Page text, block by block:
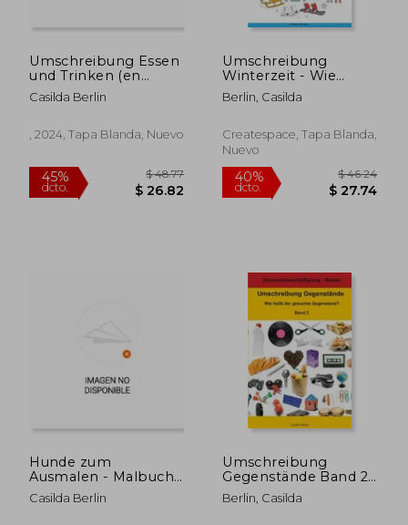
dcto. $ 27.74 dcto. $
Umschreibung Essen
und Trinken (en
Alemán)
Casilda Berlin
, 2024, Tapa Blanda, Nuevo
Umschreibung
Winterzeit - Wie
heißt das gesuchte
Wort?:
Rätsel (en Alemán)
Berlin, Casilda
Createspace, Tapa Blanda,
Nuevo
Hunde zum
Ausmalen - Malbuch
für Senioren (en
Alemán)
Casilda Berlin
Umschreibung
Gegenstände Band 2
- Wie heißt der
gesuchte
Berlin, Casilda